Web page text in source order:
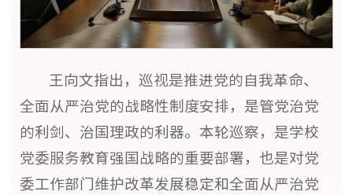
王向文指出，巡视是推进党的自我革命、
全面从严治党的战略性制度安排，是管党治党
的利剑、治国理政的利器。本轮巡察，是学校
党委服务教育强国战略的重要部署，也是对党
委工作部门维护改革发展稳定和全面从严治党